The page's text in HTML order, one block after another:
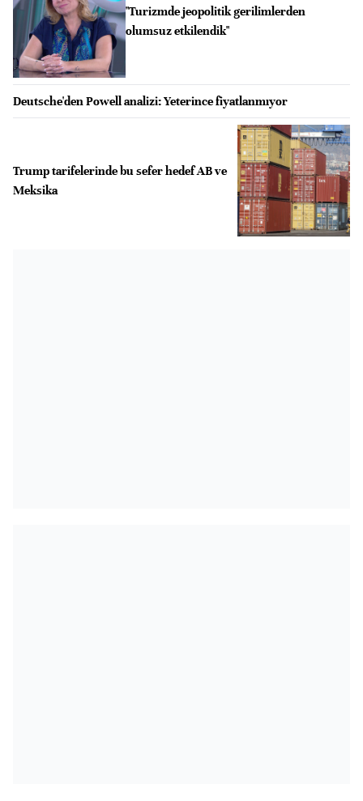
"Turizmde jeopolitik gerilimlerden
olumsuz etkilendik"
Deutsche'den Powell analizi: Yeterince fiyatlanmıyor
Trump tarifelerinde bu sefer hedef AB ve
Meksika